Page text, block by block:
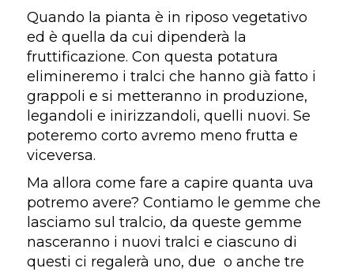
Quando la pianta è in riposo vegetativo
ed è quella da cui dipenderà la
fruttificazione. Con questa potatura
elimineremo i tralci che hanno già fatto i
grappoli e si metteranno in produzione,
legandoli e inirizzandoli, quelli nuovi. Se
poteremo corto avremo meno frutta e
viceversa.
Ma allora come fare a capire quanta uva
potremo avere? Contiamo le gemme che
lasciamo sul tralcio, da queste gemme
nasceranno i nuovi tralci e ciascuno di
questi ci regalerà uno, due o anche tre